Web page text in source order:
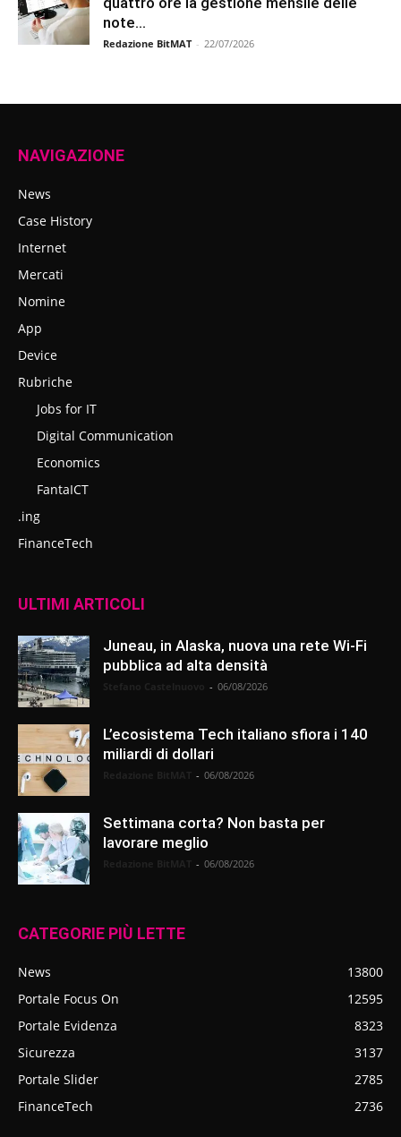
note...
Redazione BitMAT - 22/07/2026
NAVIGAZIONE
News
Case History
Internet
Mercati
Nomine
App
Device
Rubriche
Jobs for IT
Digital Communication
Economics
FantaICT
.ing
FinanceTech
ULTIMI ARTICOLI
Juneau, in Alaska, nuova una rete Wi-Fi
pubblica ad alta densità
- 06/08/2026
L’ecosistema Tech italiano sfiora i 140
miliardi di dollari
- 06/08/2026
Settimana corta? Non basta per
lavorare meglio
- 06/08/2026
CATEGORIE PIÙ LETTE
News
13800
Portale Focus On
12595
Portale Evidenza
8323
Sicurezza
3137
Portale Slider
2785
FinanceTech
2736